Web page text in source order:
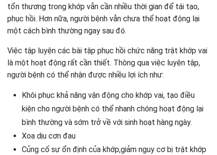
tổn thương trong khớp vẫn cần nhiều thời gian để tái tạo,
phục hồi. Hơn nữa, người bệnh vẫn chưa thể hoạt động lại
một cách bình thường ngay sau đó.
Việc tập luyện các bài tập phục hồi chức năng trật khớp vai
là một hoạt động rất cần thiết. Thông qua việc luyện tập,
người bệnh có thể nhận được nhiều lợi ích như:
Khôi phục khả năng vận động cho khớp vai, tạo điều
kiện cho người bệnh có thể nhanh chóng hoạt động lại
bình thường và sớm trở về với sinh hoạt hàng ngày.
Xoa dịu cơn đau
Củng cố sự ổn định của khớp,giảm nguy cơ bị trật khớp